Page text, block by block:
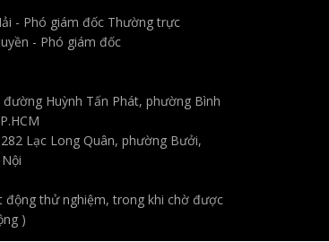
- Phó giám đốc Thường trực
- Phó giám đốc
đường Huỳnh Tấn Phát, phường Bình
Lạc Long Quân, phường Bưởi,
động thử nghiệm, trong khi chờ được
)